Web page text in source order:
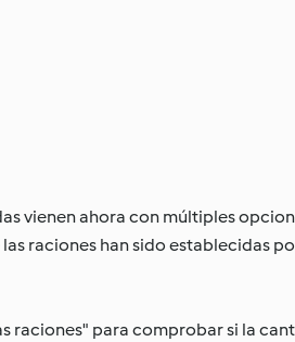
vienen ahora con múltiples
raciones han sido establecidas
raciones" para comprobar si la